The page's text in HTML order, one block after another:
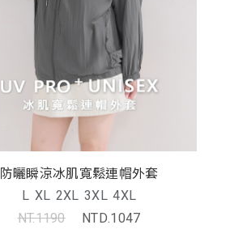
防曬瞬涼冰肌寬鬆連帽外套
L XL 2XL 3XL 4XL
NT.1190
NTD.1047